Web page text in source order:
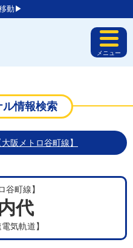
動▶︎
メニュー
情報検索
阪メトロ谷町線】
谷町線】
代
気軌道】